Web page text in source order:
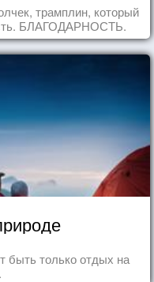
трамплин, который
БЛАГОДАРНОСТЬ.
быть только отдых на